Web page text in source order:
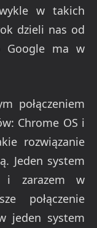
w takich
dzieli nas od
Google ma w
połączeniem
Chrome OS i
rozwiązanie
Jeden system
i zarazem w
połączenie
jeden system